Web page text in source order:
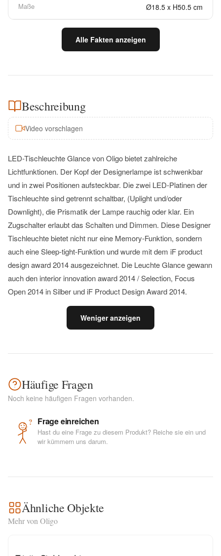
Maße Ø18.5 x H50.5 cm
Alle Fakten anzeigen
Beschreibung
Video vorschlagen
LED-Tischleuchte Glance von Oligo bietet zahlreiche
Lichtfunktionen. Der Kopf der Designerlampe ist schwenkbar
und in zwei Positionen aufsteckbar. Die zwei LED-Platinen der
Tischleuchte sind getrennt schaltbar, (Uplight und/oder
Downlight), die Prismatik der Lampe rauchig oder klar. Ein
Zugschalter erlaubt das Schalten und Dimmen. Diese Designer
Tischleuchte bietet nicht nur eine Memory-Funktion, sondern
auch eine Sleep-tight-Funktion und wurde mit dem iF product
design award 2014 ausgezeichnet. Die Leuchte Glance gewann
auch den interior innovation award 2014 / Selection, Focus
Open 2014 in Silber und iF Product Design Award 2014.
Weniger anzeigen
Häufige Fragen
Noch keine häufigen Fragen vorhanden.
? Frage einreichen
Hast du eine Frage zu diesem Produkt? Reiche sie ein und
wir kümmern uns darum.
Ähnliche Objekte
Mehr von Oligo